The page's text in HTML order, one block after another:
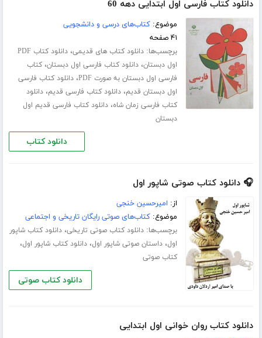
دانلود کتاب فارسی اول ابتدایی دهه 60
موضوع:کتاب‌های درسی و دانشجویی
۴۱ صفحه
برچسب‌ها:دانلود کتاب های قدیمی،
دانلود کتاب PDF
اول دبستان،دانلود کتاب فارسی اول دبستان،کتاب
فارسی اول دبستان به صورت PDF
،دانلود کتاب فارسی
اول دبستان قدیم،دانلود کتاب فارسی قدیم،دانلود
کتاب فارسی زمان شاه،دانلود کتاب فارسی قدیم اول
دبستان
دانلود کتاب
🎧 دانلود کتاب صوتی شاپور اول
از: امیرحسین خنجی
موضوع:کتاب‌های صوتی رایگان تاریخی و اجتماعی
برچسب‌ها:دانلود کتاب صوتی تاریخی،دانلود کتاب شاپور
اول،داستان صوتی شاپور اول،دانلود کتاب شاپور اول،
کتاب صوتی
دانلود کتاب صوتی
دانلود کتاب روان خوانی اول ابتدایی